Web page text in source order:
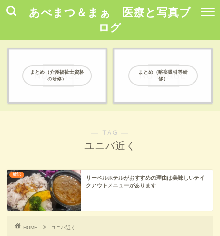
あべまつ＆まぁ 医療と写真ブ
ログ
まとめ（介護福祉士資格
の研修）
まとめ（喀痰吸引等研
修）
― TAG ―
ユニバ近く
雑記
リーベルホテルがおすすめの理由は美味しいテイ
クアウトメニューがあります
HOME ユニバ近く